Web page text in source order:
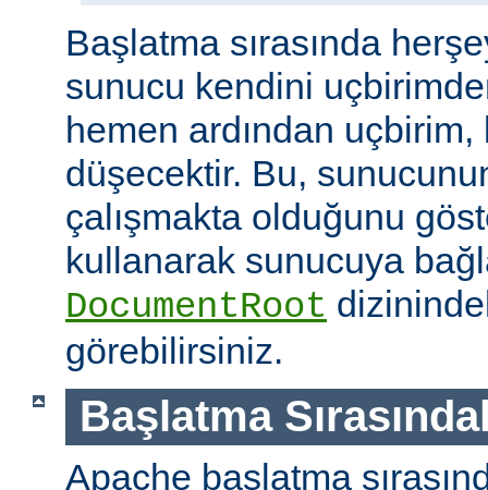
Başlatma sırasında
sunucu kendini
hemen ardından
düşecektir. Bu,
çalışmakta olduğunu
kullanarak sunucuya
DocumentRoot
görebilirsiniz.
Başlatma
Apache başlatma